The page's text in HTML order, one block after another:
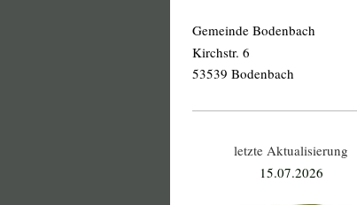
Gemeinde Bodenbach
Kirchstr. 6
53539 Bodenbach
letzte Aktualisierung
15.07.2026